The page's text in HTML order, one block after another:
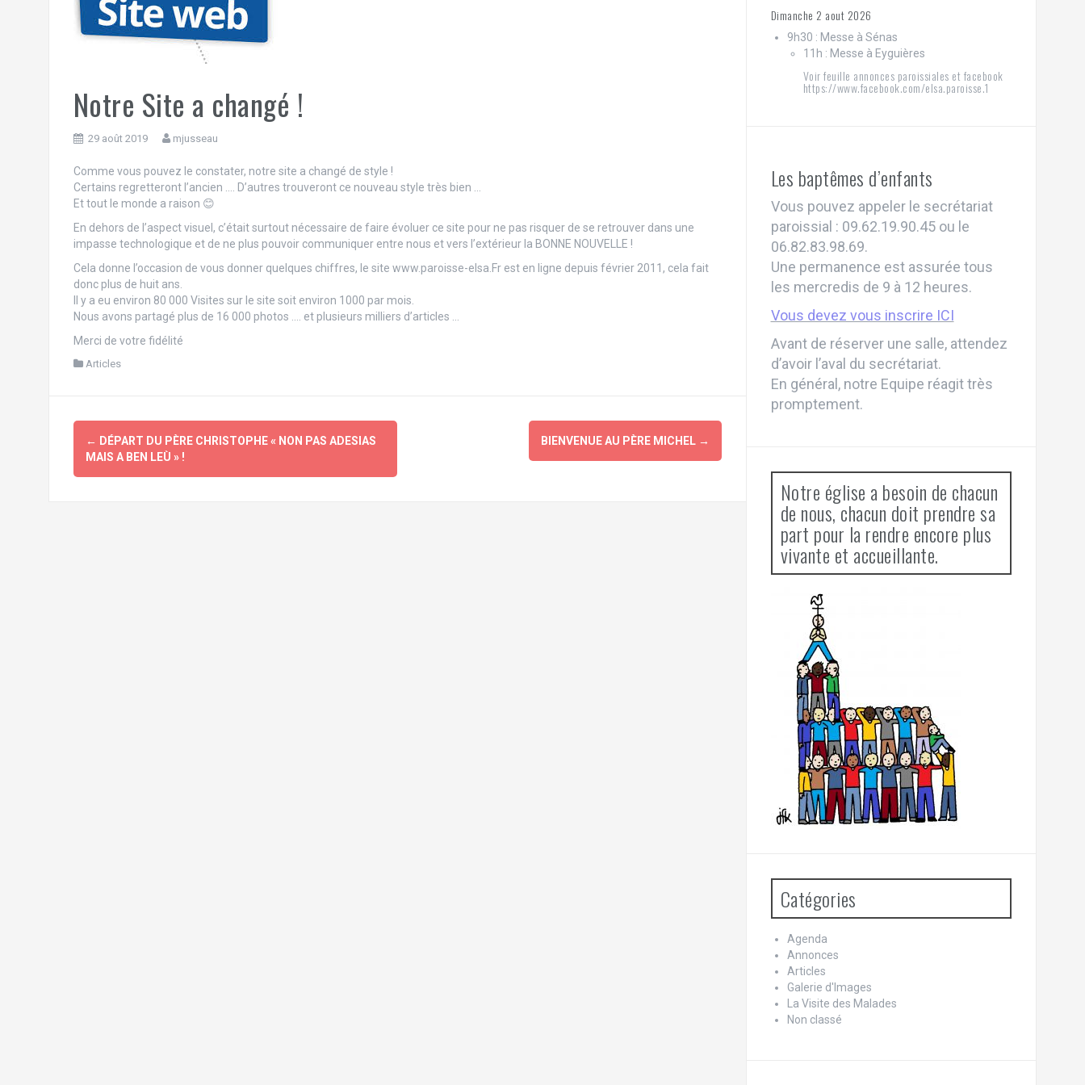
Notre Site a changé !
29 août 2019 mjusseau
Comme vous pouvez le constater, notre site a changé de style !
Certains regretteront l’ancien …. D’autres trouveront ce nouveau style très bien …
Et tout le monde a raison 😊
En dehors de l’aspect visuel, c’était surtout nécessaire de faire évoluer ce site pour ne pas risquer de se retrouver dans une
impasse technologique et de ne plus pouvoir communiquer entre nous et vers l’extérieur la BONNE NOUVELLE !
Cela donne l’occasion de vous donner quelques chiffres, le site www.paroisse-elsa.Fr est en ligne depuis février 2011, cela fait
donc plus de huit ans.
Il y a eu environ 80 000 Visites sur le site soit environ 1000 par mois.
Nous avons partagé plus de 16 000 photos …. et plusieurs milliers d’articles …
Merci de votre fidélité
Articles
Navigation
d'article
← DÉPART DU PÈRE CHRISTOPHE « NON PAS ADESIAS
MAIS A BEN LEÙ » !
BIENVENUE AU PÈRE MICHEL →
Dimanche 2 aout 2026
9h30 : Messe à Sénas
11h : Messe à Eyguières
Voir feuille annonces paroissiales et facebook
https://www.facebook.com/elsa.paroisse.1
Les baptêmes d’enfants
Vous pouvez appeler le secrétariat
paroissial : 09.62.19.90.45 ou le
06.82.83.98.69.
Une permanence est assurée tous
les mercredis de 9 à 12 heures.
Vous devez vous inscrire ICI
Avant de réserver une salle, attendez
d’avoir l’aval du secrétariat.
En général, notre Equipe réagit très
promptement.
Notre église a besoin de chacun
de nous, chacun doit prendre sa
part pour la rendre encore plus
vivante et accueillante.
Catégories
Agenda
Annonces
Articles
Galerie d'Images
La Visite des Malades
Non classé